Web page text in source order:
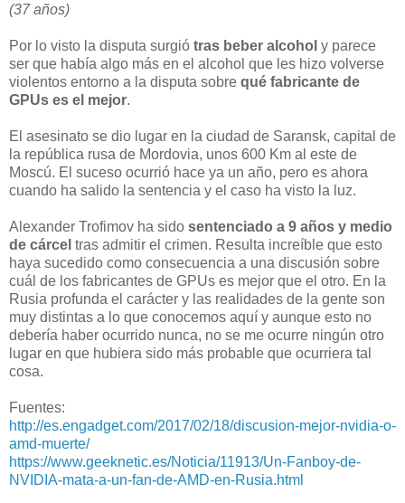
(37 años)
Por lo visto la disputa surgió tras beber alcohol y parece
ser que había algo más en el alcohol que les hizo volverse
violentos entorno a la disputa sobre qué fabricante de
GPUs es el mejor.
El asesinato se dio lugar en la ciudad de Saransk, capital de
la república rusa de Mordovia, unos 600 Km al este de
Moscú. El suceso ocurrió hace ya un año, pero es ahora
cuando ha salido la sentencia y el caso ha visto la luz.
Alexander Trofimov ha sido sentenciado a 9 años y medio
de cárcel tras admitir el crimen. Resulta increíble que esto
haya sucedido como consecuencia a una discusión sobre
cuál de los fabricantes de GPUs es mejor que el otro. En la
Rusia profunda el carácter y las realidades de la gente son
muy distintas a lo que conocemos aquí y aunque esto no
debería haber ocurrido nunca, no se me ocurre ningún otro
lugar en que hubiera sido más probable que ocurriera tal
cosa.
Fuentes:
http://es.engadget.com/2017/02/18/discusion-mejor-nvidia-o-
amd-muerte/
https://www.geeknetic.es/Noticia/11913/Un-Fanboy-de-
NVIDIA-mata-a-un-fan-de-AMD-en-Rusia.html